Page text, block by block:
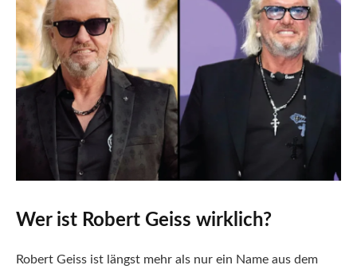
Wer ist Robert Geiss wirklich?
Robert Geiss ist längst mehr als nur ein Name aus dem